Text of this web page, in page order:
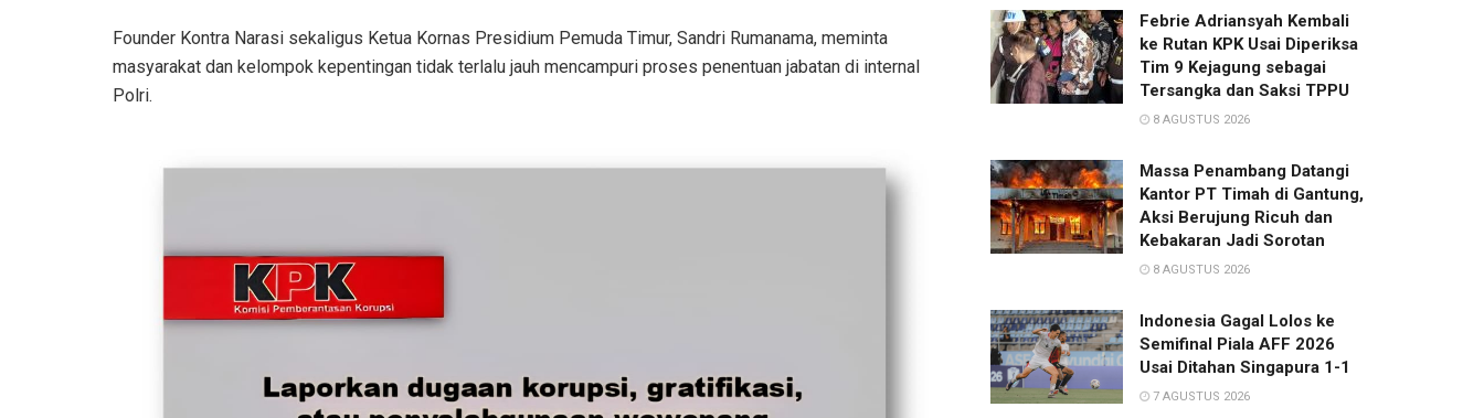
Founder Kontra Narasi sekaligus Ketua Kornas Presidium Pemuda Timur, Sandri Rumanama, meminta
masyarakat dan kelompok kepentingan tidak terlalu jauh mencampuri proses penentuan jabatan di internal
Polri.
Febrie Adriansyah Kembali
ke Rutan KPK Usai Diperiksa
Tim 9 Kejagung sebagai
Tersangka dan Saksi TPPU
8 AGUSTUS 2026
Massa Penambang Datangi
Kantor PT Timah di Gantung,
Aksi Berujung Ricuh dan
Kebakaran Jadi Sorotan
8 AGUSTUS 2026
Indonesia Gagal Lolos ke
Semifinal Piala AFF 2026
Usai Ditahan Singapura 1-1
7 AGUSTUS 2026